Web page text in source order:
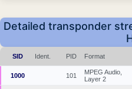
Detailed transponder
SID Ident. PID Format
1000 101
MPEG Audio,
Layer 2